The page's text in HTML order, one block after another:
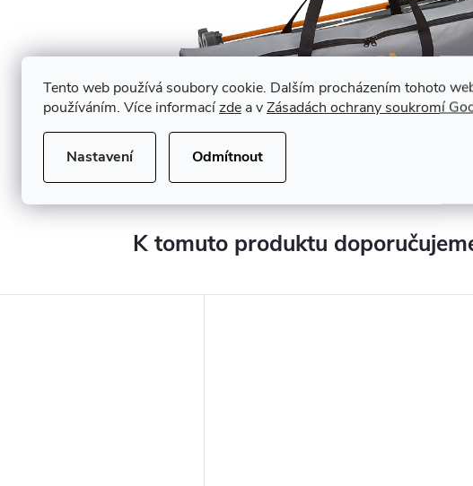
Tento web používá soubory cookie. Dalším procházením tohoto
používáním. Více informacízde a vZásadách ochrany soukromí
Nastavení Odmítnout
K tomuto produktu